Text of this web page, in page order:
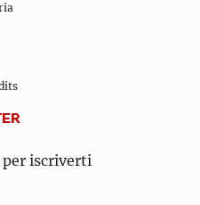
iscriverti